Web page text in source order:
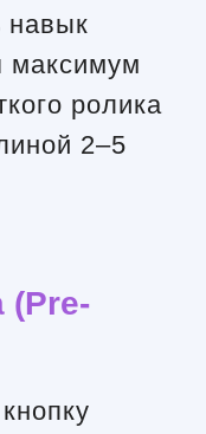
навык
максимум
ролика
2–5
(Pre-